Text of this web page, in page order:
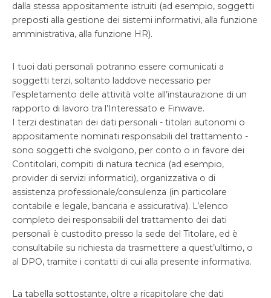
dalla stessa appositamente istruiti (ad esempio, soggetti
preposti alla gestione dei sistemi informativi, alla funzione
amministrativa, alla funzione HR).
I tuoi dati personali potranno essere comunicati a
soggetti terzi, soltanto laddove necessario per
l’espletamento delle attività volte all’instaurazione di un
rapporto di lavoro tra l’Interessato e Finwave.
I terzi destinatari dei dati personali - titolari autonomi o
appositamente nominati responsabili del trattamento -
sono soggetti che svolgono, per conto o in favore dei
Contitolari, compiti di natura tecnica (ad esempio,
provider di servizi informatici), organizzativa o di
assistenza professionale/consulenza (in particolare
contabile e legale, bancaria e assicurativa). L’elenco
completo dei responsabili del trattamento dei dati
personali è custodito presso la sede del Titolare, ed è
consultabile su richiesta da trasmettere a quest’ultimo, o
al DPO, tramite i contatti di cui alla presente informativa.
La tabella sottostante, oltre a ricapitolare che dati